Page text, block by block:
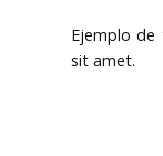
Ejemplo
sit amet.